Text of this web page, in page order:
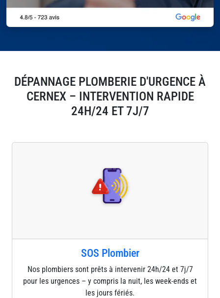
DÉPANNAGE PLOMBERIE D'URGENCE À
CERNEX – INTERVENTION RAPIDE
24H/24 ET 7J/7
SOS Plombier
Nos plombiers sont prêts à intervenir 24h/24 et 7j/7
pour les urgences – y compris la nuit, les week-ends et
les jours fériés.